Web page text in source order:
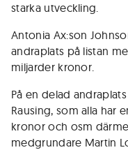
starka utveckling.
Antonia Ax:son
andraplats på listan
miljarder kronor.
På en delad
Rausing, som alla har
kronor och osm
medgrundare Martin